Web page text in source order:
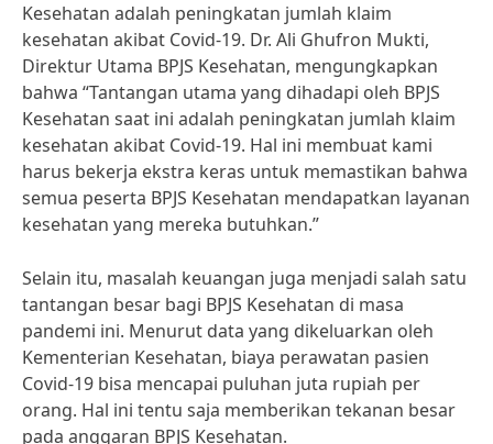
Kesehatan adalah peningkatan jumlah klaim
kesehatan akibat Covid-19. Dr. Ali Ghufron Mukti,
Direktur Utama BPJS Kesehatan, mengungkapkan
bahwa “Tantangan utama yang dihadapi oleh BPJS
Kesehatan saat ini adalah peningkatan jumlah klaim
kesehatan akibat Covid-19. Hal ini membuat kami
harus bekerja ekstra keras untuk memastikan bahwa
semua peserta BPJS Kesehatan mendapatkan layanan
kesehatan yang mereka butuhkan.”
Selain itu, masalah keuangan juga menjadi salah satu
tantangan besar bagi BPJS Kesehatan di masa
pandemi ini. Menurut data yang dikeluarkan oleh
Kementerian Kesehatan, biaya perawatan pasien
Covid-19 bisa mencapai puluhan juta rupiah per
orang. Hal ini tentu saja memberikan tekanan besar
pada anggaran BPJS Kesehatan.